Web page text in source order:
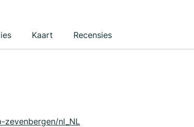
Kaart Recensies
nl_NL